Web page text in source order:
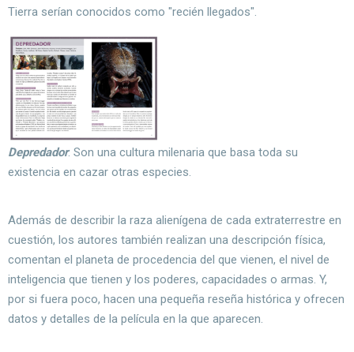
Tierra serían conocidos como "recién llegados".
Depredador: Son una cultura milenaria que basa toda su
existencia en cazar otras especies.
Además de describir la raza alienígena de cada extraterrestre en
cuestión, los autores también realizan una descripción física,
comentan el planeta de procedencia del que vienen, el nivel de
inteligencia que tienen y los poderes, capacidades o armas. Y,
por si fuera poco, hacen una pequeña reseña histórica y ofrecen
datos y detalles de la película en la que aparecen.